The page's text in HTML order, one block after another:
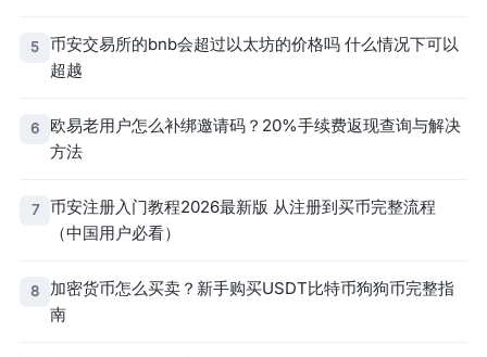
5
币安交易所的bnb会超过以太坊的价格吗 什么情况下可以
超越
6
欧易老用户怎么补绑邀请码？20%手续费返现查询与解决
方法
7
币安注册入门教程2026最新版 从注册到买币完整流程
（中国用户必看）
8
加密货币怎么买卖？新手购买USDT比特币狗狗币完整指
南